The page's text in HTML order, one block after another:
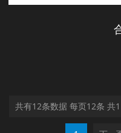
共有12条数据 每页12条 共